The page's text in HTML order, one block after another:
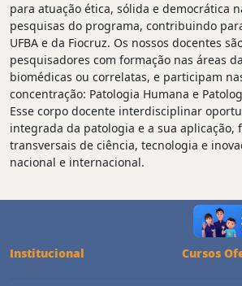
para atuação ética, sólida e democrática
pesquisas do programa, contribuindo
UFBA e da Fiocruz. Os nossos docentes
pesquisadores com formação nas áreas
biomédicas ou correlatas, e participam
concentração: Patologia Humana e
Esse corpo docente interdisciplinar
integrada da patologia e a sua aplicação,
transversais de ciência, tecnologia e
nacional e internacional.
Institucional Cursos